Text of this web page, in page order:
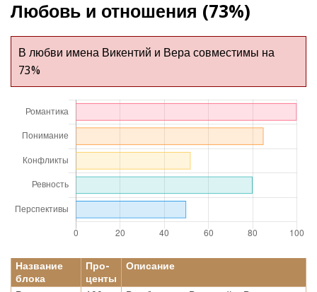
Любовь и отношения (73%)
В любви имена Викентий и Вера совместимы на
73%
Название
блока
Про-
центы
Описание